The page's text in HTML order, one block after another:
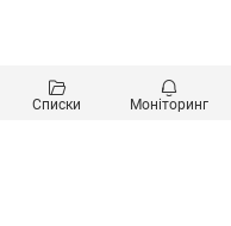
Списки Моніторинг